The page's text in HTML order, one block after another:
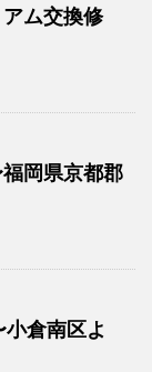
ム交換修
岡県京都郡
倉南区よ